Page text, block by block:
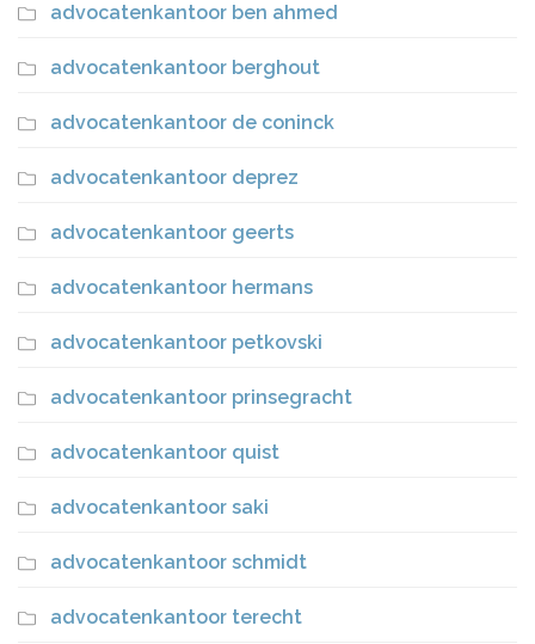
advocatenkantoor ben ahmed
advocatenkantoor berghout
advocatenkantoor de coninck
advocatenkantoor deprez
advocatenkantoor geerts
advocatenkantoor hermans
advocatenkantoor petkovski
advocatenkantoor prinsegracht
advocatenkantoor quist
advocatenkantoor saki
advocatenkantoor schmidt
advocatenkantoor terecht